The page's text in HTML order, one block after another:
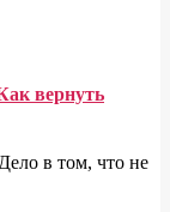
вернуть
в том, что не